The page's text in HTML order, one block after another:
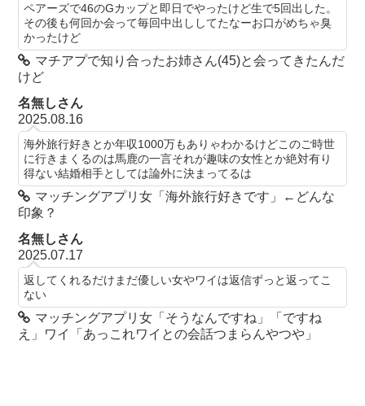
ペアーズで46のGカップと即日でやったけど生で5回出した。
その後も何回か会って毎回中出ししてたなーお口がめちゃ臭
かったけど
マチアプで知り合ったお姉さん(45)と会ってきたんだ
けど
名無しさん
2025.08.16
海外旅行好きとか年収1000万もありゃわかるけどこのご時世
に行きまくるのは馬鹿の一言それが趣味の女性とか絶対有り
得ない結婚相手としては論外に決まってるは
マッチングアプリ女「海外旅行好きです」←どんな
印象？
名無しさん
2025.07.17
返してくれるだけまだ優しい女やワイは返信ずっと返ってこ
ない
マッチングアプリ女「そうなんですね」「ですね
え」ワイ「あっこれワイとの会話つまらんやつや」